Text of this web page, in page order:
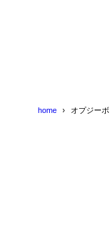
home オプジーボ